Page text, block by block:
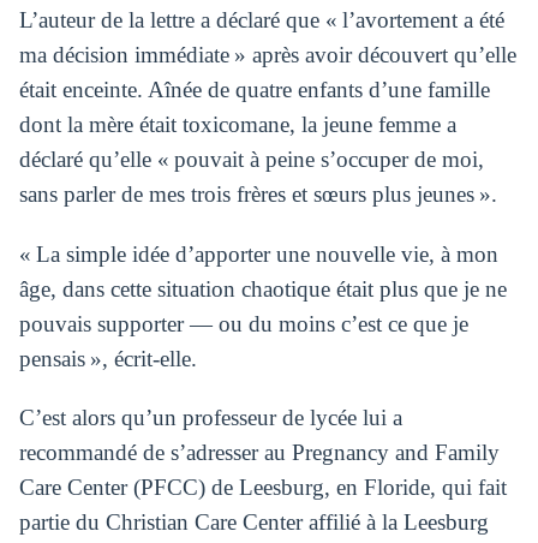
L’auteur de la lettre a déclaré que « l’avortement a été
ma décision immédiate » après avoir découvert qu’elle
était enceinte. Aînée de quatre enfants d’une famille
dont la mère était toxicomane, la jeune femme a
déclaré qu’elle « pouvait à peine s’occuper de moi,
sans parler de mes trois frères et sœurs plus jeunes ».
« La simple idée d’apporter une nouvelle vie, à mon
âge, dans cette situation chaotique était plus que je ne
pouvais supporter — ou du moins c’est ce que je
pensais », écrit-elle.
C’est alors qu’un professeur de lycée lui a
recommandé de s’adresser au Pregnancy and Family
Care Center (PFCC) de Leesburg, en Floride, qui fait
partie du Christian Care Center affilié à la Leesburg